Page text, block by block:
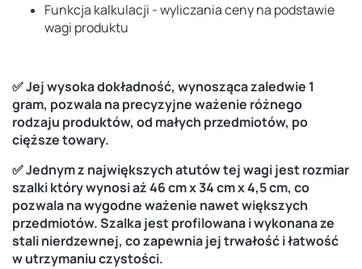
Funkcja kalkulacji - wyliczania ceny na podstawie
wagi produktu
✅ Jej wysoka dokładność, wynosząca zaledwie 1
gram, pozwala na precyzyjne ważenie różnego
rodzaju produktów, od małych przedmiotów, po
cięższe towary.
✅ Jednym z największych atutów tej wagi jest rozmiar
szalki który wynosi aż 46 cm x 34 cm x 4,5 cm, co
pozwala na wygodne ważenie nawet większych
przedmiotów. Szalka jest profilowana i wykonana ze
stali nierdzewnej, co zapewnia jej trwałość i łatwość
w utrzymaniu czystości.